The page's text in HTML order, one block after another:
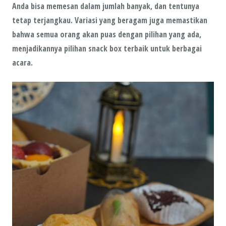
Anda bisa memesan dalam jumlah banyak, dan tentunya
tetap terjangkau. Variasi yang beragam juga memastikan
bahwa semua orang akan puas dengan pilihan yang ada,
menjadikannya pilihan snack box terbaik untuk berbagai
acara.